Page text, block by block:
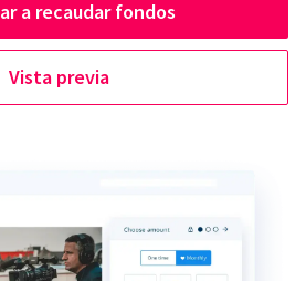
a recaudar fondos
Vista previa